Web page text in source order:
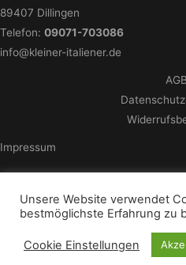
89407 Dillingen
Telefon: 09071-703086
info@kleiner-italiener.de
AGB
Impressum
Unsere Website verwendet
bestmöglichste Erfahrung zu
Cookie Einstellungen